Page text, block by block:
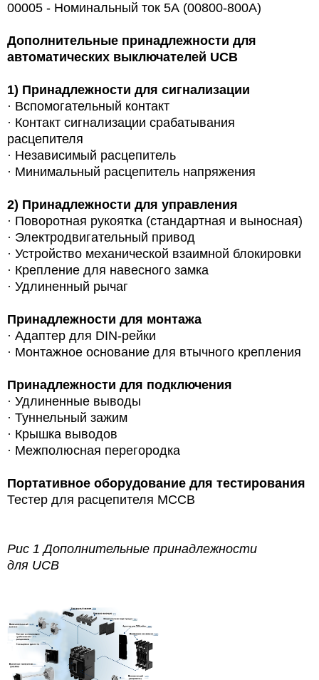
00005 - Номинальный ток 5А (00800-800A)
Дополнительные принадлежности для
автоматических выключателей UCB
1) Принадлежности для сигнализации
· Вспомогательный контакт
· Контакт сигнализации срабатывания
расцепителя
· Независимый расцепитель
· Минимальный расцепитель напряжения
2) Принадлежности для управления
· Поворотная рукоятка (стандартная и выносная)
· Электродвигательный привод
· Устройство механической взаимной блокировки
· Крепление для навесного замка
· Удлиненный рычаг
Принадлежности для монтажа
· Адаптер для DIN-рейки
· Монтажное основание для втычного крепления
Принадлежности для подключения
· Удлиненные выводы
· Туннельный зажим
· Крышка выводов
· Межполюсная перегородка
Портативное оборудование для тестирования
Тестер для расцепителя MCCB
Рис 1 Дополнительные принадлежности
для UCB